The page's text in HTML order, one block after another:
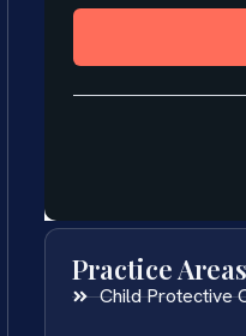
Practice Areas
Child Protective